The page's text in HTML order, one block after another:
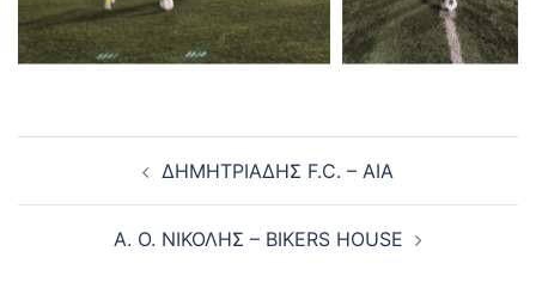
navigationΔΗΜΗΤΡΙΑΔΗΣ F.C. – AIA
Α. Ο. ΝΙΚΟΛΗΣ – BIKERS HOUSE